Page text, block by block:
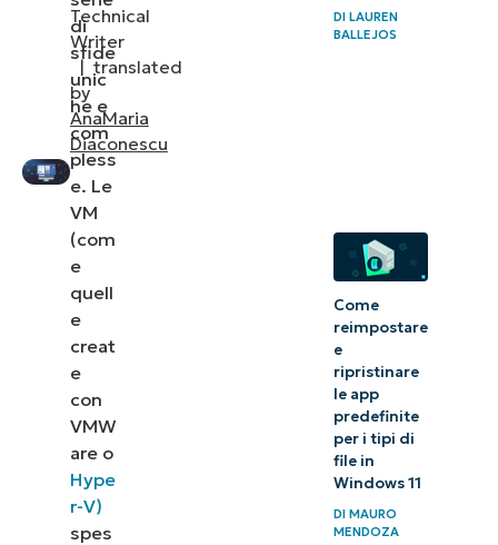
Technical
Writer
| translated
by
AnaMaria
Diaconescu
delle virtual
machine
Funzionalità
degli
di
sfide
unic
he e
com
pless
e. Le
VM
(com
e
quell
e
creat
e
con
VMW
are o
Hype
r-V)
spes
DILAUREN
BALLEJOS
Come
reimpostare
e
ripristinare
le app
predefinite
per i tipi di
file in
Windows 11
DIMAURO
MENDOZA